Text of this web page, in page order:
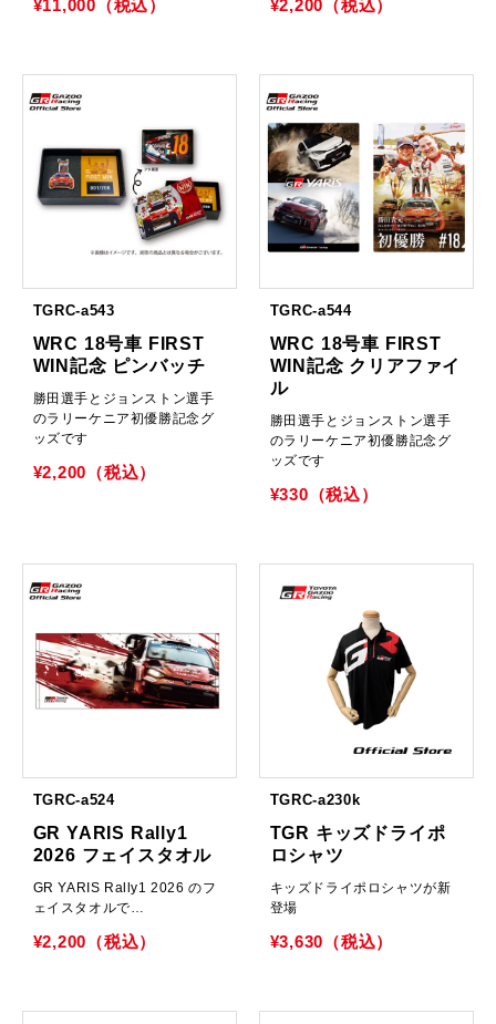
¥11,000（税込） ¥2,200（税込）
TGRC-a543
WRC 18号車 FIRST
WIN記念 ピンバッチ
勝田選手とジョンストン選手
のラリーケニア初優勝記念グ
ッズです
¥2,200（税込）
TGRC-a544
WRC 18号車 FIRST
WIN記念 クリアファイ
ル
勝田選手とジョンストン選手
のラリーケニア初優勝記念グ
ッズです
¥330（税込）
TGRC-a524
GR YARIS Rally1
2026 フェイスタオル
GR YARIS Rally1 2026 のフ
ェイスタオルで…
¥2,200（税込）
TGRC-a230k
TGR キッズドライポ
ロシャツ
キッズドライポロシャツが新
登場
¥3,630（税込）